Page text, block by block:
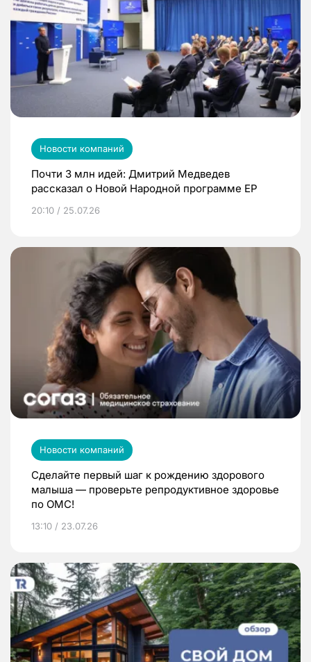
Новости компаний
Почти 3 млн идей: Дмитрий Медведев
рассказал о Новой Народной программе ЕР
20:10 / 25.07.26
Новости компаний
Сделайте первый шаг к рождению здорового
малыша — проверьте репродуктивное здоровье
по ОМС!
13:10 / 23.07.26